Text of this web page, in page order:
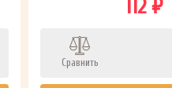
112 ₽
Сравнить